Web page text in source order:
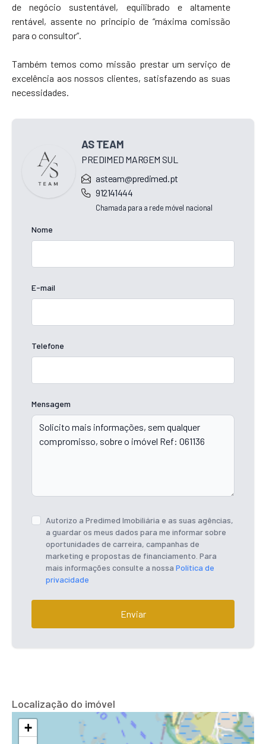
de negócio sustentável, equilibrado e altamente
rentável, assente no princípio de “máxima comissão
para o consultor”.
Também temos como missão prestar um serviço de
excelência aos nossos clientes, satisfazendo as suas
necessidades.
AS TEAM
PREDIMED MARGEM SUL
asteam@predimed.pt
912141444
Chamada para a rede móvel nacional
Nome
E-mail
Telefone
Mensagem
Autorizo a Predimed Imobiliária e as suas agências,
a guardar os meus dados para me informar sobre
oportunidades de carreira, campanhas de
marketing e propostas de financiamento. Para
mais informações consulte a nossa Política de
privacidade
Enviar
Localização do imóvel
+